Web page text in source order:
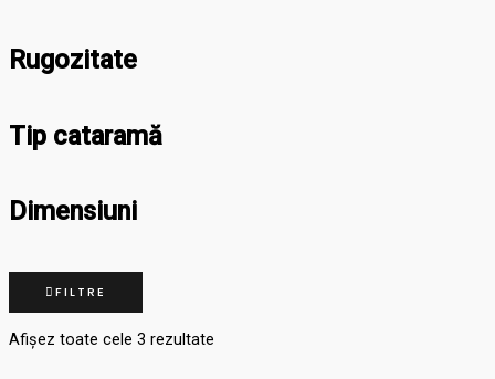
Rugozitate
Tip cataramă
Dimensiuni
FILTRE
Afișez toate cele 3 rezultate